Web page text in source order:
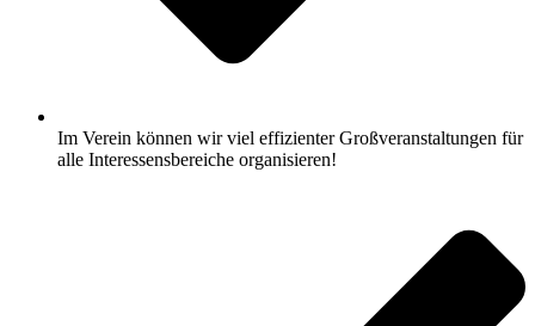
Im Verein können wir viel effizienter Großveranstaltungen für
alle Interessensbereiche organisieren!